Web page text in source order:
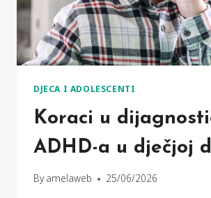
DJECA I ADOLESCENTI
Koraci u
ADHD-a u dječjoj
By amelaweb 25/06/2026